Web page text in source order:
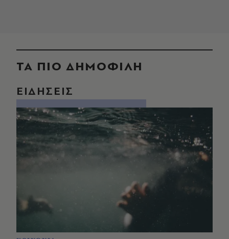
ΤΑ ΠΙΟ ΔΗΜΟΦΙΛΗ
ΕΙΔΗΣΕΙΣ